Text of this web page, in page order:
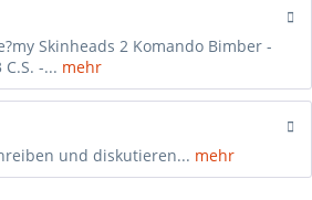
Skinheads 2 Komando Bimber -
-... mehr
und diskutieren... mehr